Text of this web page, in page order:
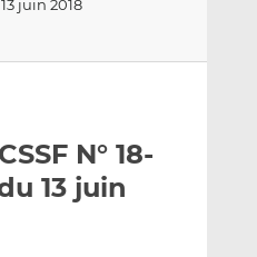
juin 2018
y
e
r
a
g
e
a
g
e
N° 18-
13 juin